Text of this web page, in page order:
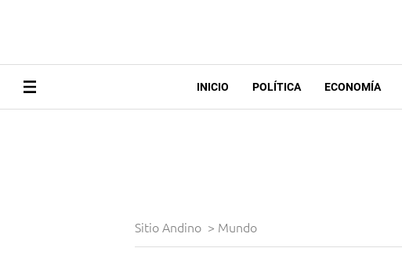
INICIO POLÍTICA ECONOMÍA
Sitio Andino > Mundo